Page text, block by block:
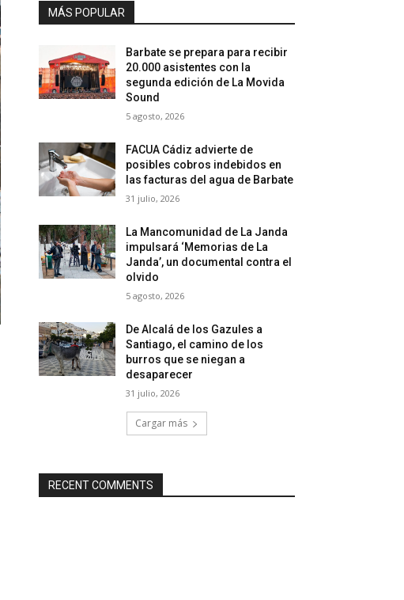
MÁS POPULAR
Barbate se prepara para recibir
20.000 asistentes con la
segunda edición de La Movida
Sound
5 agosto, 2026
FACUA Cádiz advierte de
posibles cobros indebidos en
las facturas del agua de Barbate
31 julio, 2026
La Mancomunidad de La Janda
impulsará ‘Memorias de La
Janda’, un documental contra el
olvido
5 agosto, 2026
De Alcalá de los Gazules a
Santiago, el camino de los
burros que se niegan a
desaparecer
31 julio, 2026
Cargar más
RECENT COMMENTS